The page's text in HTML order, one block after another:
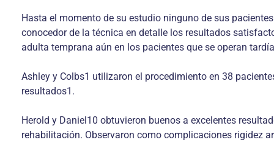
Hasta el momento de su estudio ninguno de sus
conocedor de la técnica en detalle los resultados
adulta temprana aún en los pacientes que se operan
Ashley y Colbs1 utilizaron el procedimiento en 38
resultados1.
Herold y Daniel10 obtuvieron buenos a excelentes
rehabilitación. Observaron como complicaciones rigidez